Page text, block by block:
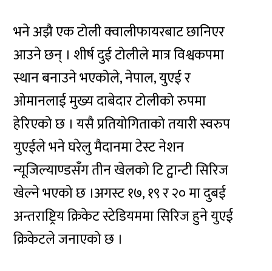
भने अझै एक टोली क्वालीफायरबाट छानिएर
आउने छन् । शीर्ष दुई टोलीले मात्र विश्वकपमा
स्थान बनाउने भएकोले, नेपाल, युएई र
ओमानलाई मुख्य दाबेदार टोलीको रुपमा
हेरिएको छ । यसै प्रतियोगिताको तयारी स्वरुप
युएईले भने घरेलु मैदानमा टेस्ट नेशन
न्यूजिल्याण्डसँग तीन खेलको टि ट्वान्टी सिरिज
खेल्ने भएको छ ।अगस्ट १७, १९ र २० मा दुबई
अन्तराष्ट्रिय क्रिकेट स्टेडियममा सिरिज हुने युएई
क्रिकेटले जनाएको छ ।